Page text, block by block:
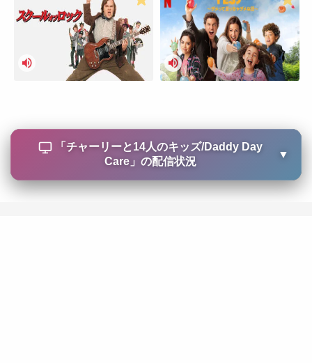
「 チャーリーと14人のキッズ/Daddy Day
Care」の配信状況
▼